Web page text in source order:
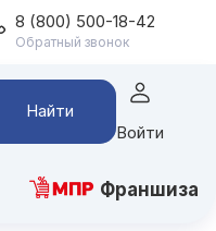
8 (800) 500-18-42
Обратный звонок
Найти
Войти
Франшиза